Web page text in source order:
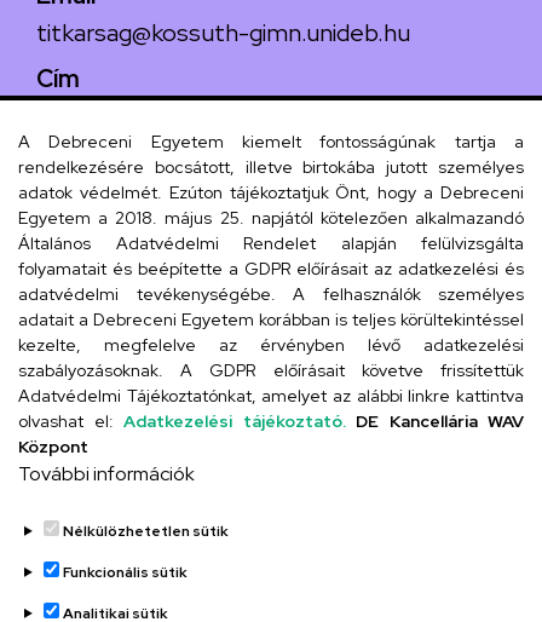
titkarsag@kossuth-gimn.unideb.hu
Cím
Szervezeti telefonkönyv
UD telefonkönyv
Titkárság
A Debreceni Egyetem kiemelt fontosságúnak tartja a
rendelkezésére bocsátott, illetve birtokába jutott személyes
adatok védelmét. Ezúton tájékoztatjuk Önt, hogy a Debreceni
Egyetem a 2018. május 25. napjától kötelezően alkalmazandó
Általános Adatvédelmi Rendelet alapján felülvizsgálta
folyamatait és beépítette a GDPR előírásait az adatkezelési és
adatvédelmi tevékenységébe. A felhasználók személyes
adatait a Debreceni Egyetem korábban is teljes körültekintéssel
kezelte, megfelelve az érvényben lévő adatkezelési
szabályozásoknak. A GDPR előírásait követve frissítettük
Adatvédelmi Tájékoztatónkat, amelyet az alábbi linkre kattintva
olvashat el: Adatkezelési tájékoztató. DE Kancellária WAV
Központ
További információk
Nélkülözhetetlen sütik
Funkcionális sütik
Analitikai sütik